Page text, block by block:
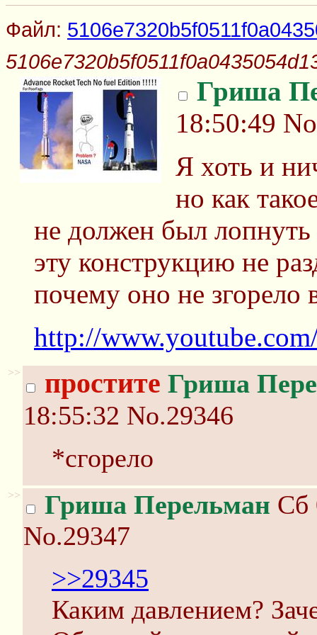
Файл:
Гриша
18:50:49
Я хоть и
но как
не должен был
эту конструкцию не
почему оно не згорело
http://
>> простите Гриша
18:55:32 No.29346
*сгорело
>> Гриша Перельман Сб
No.29347
>>29345
Каким давлением?